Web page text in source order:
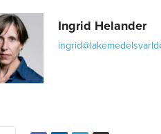
Ingrid Helander